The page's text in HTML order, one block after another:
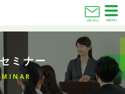
お問い合わせ MENU
ミナー